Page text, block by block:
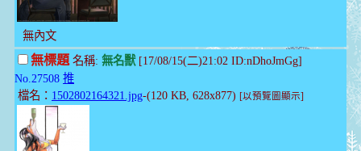
無內文
無標題名稱: 無名獸[17/08/15(二)21:02 ID:nDhoJmGg]
No.27508 推
檔名： 1502802164321.jpg-(120 KB, 628x877) [以預覽圖顯示]